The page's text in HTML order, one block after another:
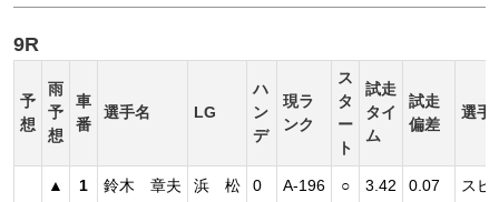
9R
予
想
雨
予
想
車
番
選手名 LG
ハ
ン
デ
現ラ
ンク
ス
タ
ー
ト
試走
タイ
ム
試走
偏差
選手
▲ 1 鈴木 章夫 浜 松 0 A-196 ○ 3.42 0.07 スピ